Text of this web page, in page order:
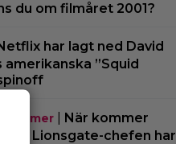
du om filmåret 2001?
har lagt ned David
amerikanska ”Squid
filmer| När kommer
2”? Lionsgate-chefen har